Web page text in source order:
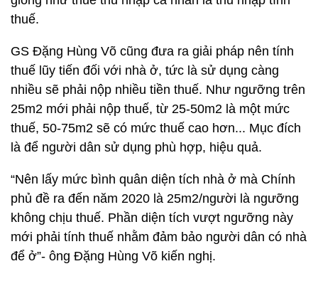
thuế.
GS Đặng Hùng Võ cũng đưa ra giải pháp nên tính
thuế lũy tiến đối với nhà ở, tức là sử dụng càng
nhiều sẽ phải nộp nhiều tiền thuế. Như ngưỡng trên
25m2 mới phải nộp thuế, từ 25-50m2 là một mức
thuế, 50-75m2 sẽ có mức thuế cao hơn... Mục đích
là để người dân sử dụng phù hợp, hiệu quả.
“Nên lấy mức bình quân diện tích nhà ở mà Chính
phủ đề ra đến năm 2020 là 25m2/người là ngưỡng
không chịu thuế. Phần diện tích vượt ngưỡng này
mới phải tính thuế nhằm đảm bảo người dân có nhà
để ở”- ông Đặng Hùng Võ kiến nghị.